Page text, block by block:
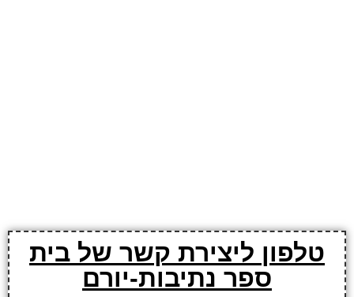
טלפון ליצירת קשר של בית
ספר נתיבות-יורם